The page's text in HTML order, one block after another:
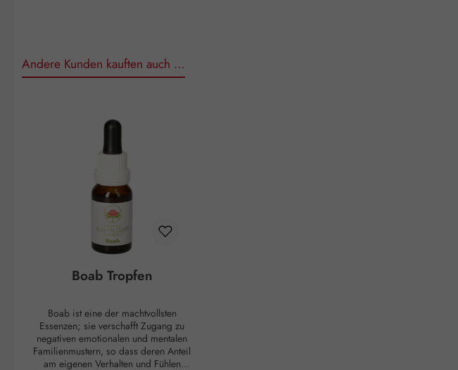
Andere Kunden kauften auch …
Boab Tropfen
Boab ist eine der machtvollsten
Essenzen; sie verschafft Zugang zu
negativen emotionalen und mentalen
Familienmustern, so dass deren Anteil
am eigenen Verhalten und Fühlen